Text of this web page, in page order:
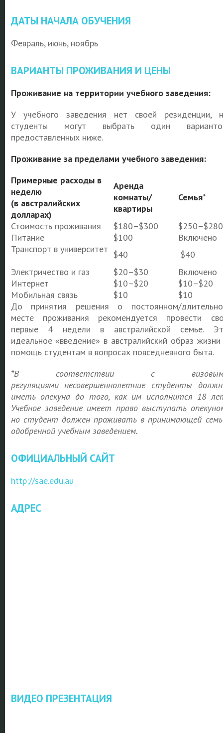
ДАТЫ НАЧАЛА ОБУЧЕНИЯ
Февраль, июнь, ноябрь
ВАРИАНТЫ ПРОЖИВАНИЯ И ЦЕНЫ
Проживание на территории учебного заведения:
У учебного заведения нет своей резиденции,
студенты могут выбрать один
предоставленных ниже.
Проживание за пределами учебного заведения:
Примерные расходы в
неделю
(в австралийских
долларах)
Аренда
комнаты/
квартиры
Семья*
Стоимость проживания $180–$300
$250–$280
Питание
$100
Включено
Транспорт в университет $40
$40
Электричество и газ
$20–$30
Включено
Интернет
$10–$20
$10–$20
Мобильная связь
$10
$10
До принятия решения о постоянном/
месте проживания рекомендуется провести
первые 4 недели в австралийской семье.
идеальное «введение» в австралийский образ
помощь студентам в вопросах повседневного быта.
*В соответствии с
регуляцияминесовершеннолетние студенты
иметь опекуна до того, как им исполнится 18
Учебное заведение имеет право выступать
но студент должен проживать в принимающей
одобренной учебным заведением.
ОФИЦИАЛЬНЫЙ САЙТ
http://sae.edu.au
АДРЕС
ВИДЕО ПРЕЗЕНТАЦИЯ